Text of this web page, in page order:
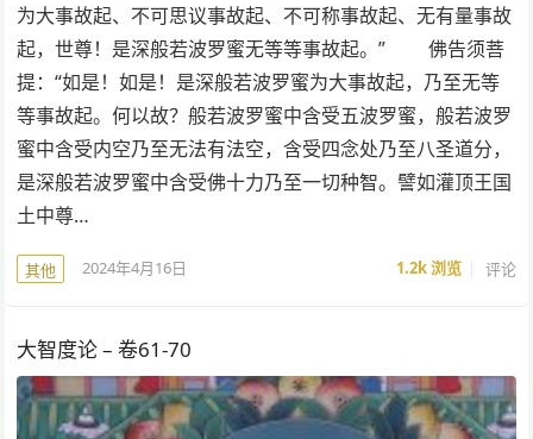
为大事故起、不可思议事故起、不可称事故起、无有量事故
起，世尊！是深般若波罗蜜无等等事故起。” 佛告须菩
提：“如是！如是！是深般若波罗蜜为大事故起，乃至无等
等事故起。何以故？般若波罗蜜中含受五波罗蜜，般若波罗
蜜中含受内空乃至无法有法空，含受四念处乃至八圣道分，
是深般若波罗蜜中含受佛十力乃至一切种智。譬如灌顶王国
土中尊…
其他 2024年4月16日 1.2k浏览 评论
大智度论 – 卷61-70